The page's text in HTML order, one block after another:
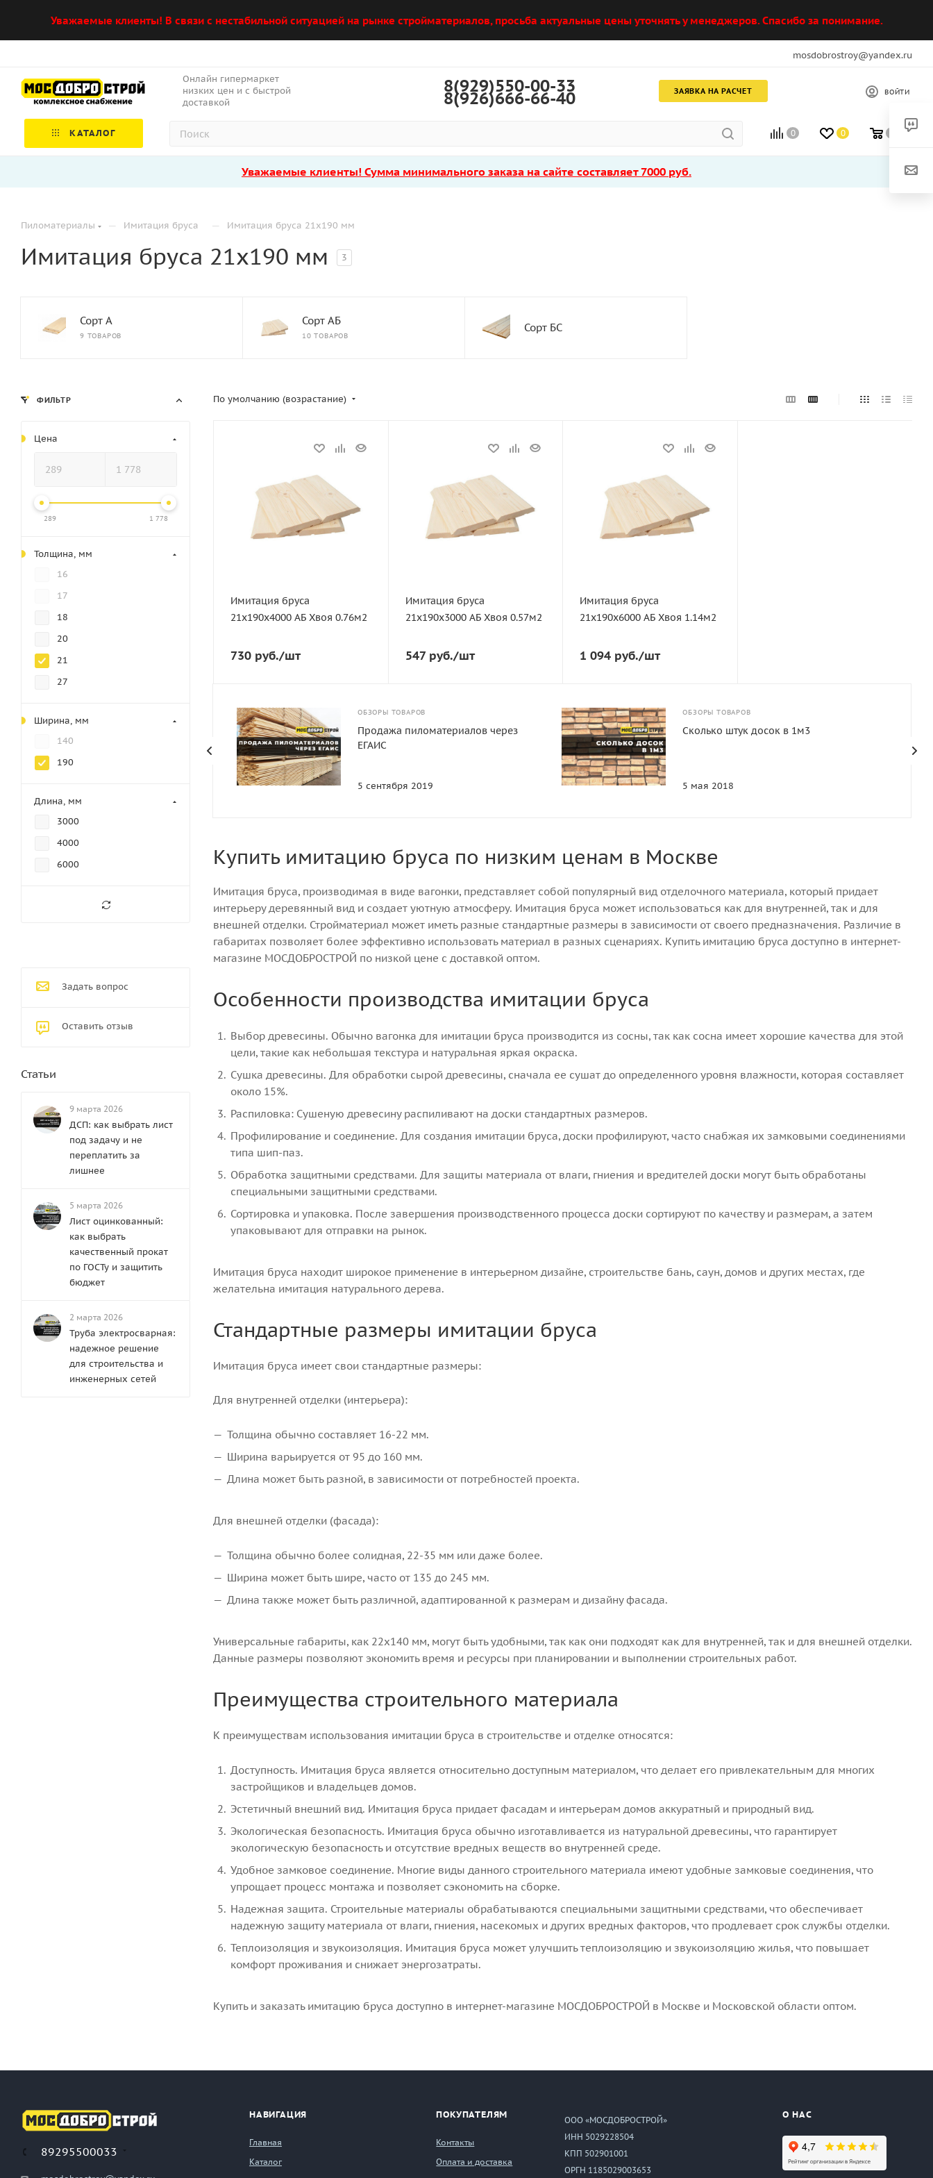
Уважаемые клиенты! В связи с нестабильной ситуацией на рынке стройматериалов, просьба актуальные цены уточнять у менеджеров. Спасибо за понимание.
mosdobrostroy@yandex.ru
Онлайн гипермаркет
низких цен и с быстрой
доставкой
ВОЙТИ
ЗАЯВКА НА РАСЧЕТ
8(929)550-00-33
8(926)666-66-40
0 0
КАТАЛОГ
Уважаемые клиенты! Сумма минимального заказа на сайте составляет 7000 руб.
Пиломатериалы — Имитация бруса — Имитация бруса 21х190 мм
Имитация бруса 21х190 мм 3
Сорт А
9 ТОВАРОВ
Сорт АБ
10 ТОВАРОВ
Сорт БС
По умолчанию (возрастание)
В наличии
Длина, мм
Толщина, мм
7
АБ
Количество штук в кубе
62
Имитация бруса
21х190х4000 АБ Хвоя 0.76м2
730 руб./шт
В наличии
Длина, мм
Толщина, мм
8
АБ
Количество штук в кубе
83
Имитация бруса
21х190х3000 АБ Хвоя 0.57м2
547руб./шт
В наличии
Длина, мм
Артикул
190
8
Сорт
АБ
Порода дерева
Хвоя
Количество штук в кубе
Имитация бруса
21х190х6000 АБ Хвоя 1.14м2
1 094 руб./шт
ОБЗОРЫ ТОВАРОВ
5 сентября 2019
Продажа пиломатериалов через
ЕГАИС
ОБЗОРЫ ТОВАРОВ
5 мая 2018
Сколько штук досок в 1м3
Купить имитацию бруса по низким ценам в Москве
Имитация бруса, производимая в виде вагонки, представляет собой популярный вид отделочного материала, который придает
интерьеру деревянный вид и создает уютную атмосферу. Имитация бруса может использоваться как для внутренней, так и для
внешней отделки. Стройматериал может иметь разные стандартные размеры в зависимости от своего предназначения. Различие в
габаритах позволяет более эффективно использовать материал в разных сценариях. Купить имитацию бруса доступно в интернет-
магазине МОСДОБРОСТРОЙ по низкой цене с доставкой оптом.
Особенности производства имитации бруса
Выбор древесины. Обычно вагонка для имитации бруса производится из сосны, так как сосна имеет хорошие качества для этой
цели, такие как небольшая текстура и натуральная яркая окраска.
Сушка древесины. Для обработки сырой древесины, сначала ее сушат до определенного уровня влажности, которая составляет
около 15%.
Распиловка: Сушеную древесину распиливают на доски стандартных размеров.
Профилирование и соединение. Для создания имитации бруса, доски профилируют, часто снабжая их замковыми соединениями
типа шип-паз.
Обработка защитными средствами. Для защиты материала от влаги, гниения и вредителей доски могут быть обработаны
специальными защитными средствами.
Сортировка и упаковка. После завершения производственного процесса доски сортируют по качеству и размерам, а затем
упаковывают для отправки на рынок.
Имитация бруса находит широкое применение в интерьерном дизайне, строительстве бань, саун, домов и других местах, где
желательна имитация натурального дерева.
Стандартные размеры имитации бруса
Имитация бруса имеет свои стандартные размеры:
Для внутренней отделки (интерьера):
Толщина обычно составляет 16-22 мм.
Ширина варьируется от 95 до 160 мм.
Длина может быть разной, в зависимости от потребностей проекта.
Для внешней отделки (фасада):
Толщина обычно более солидная, 22-35 мм или даже более.
Ширина может быть шире, часто от 135 до 245 мм.
Длина также может быть различной, адаптированной к размерам и дизайну фасада.
Универсальные габариты, как 22x140 мм, могут быть удобными, так как они подходят как для внутренней, так и для внешней отделки.
Данные размеры позволяют экономить время и ресурсы при планировании и выполнении строительных работ.
Преимущества строительного материала
К преимуществам использования имитации бруса в строительстве и отделке относятся:
Доступность. Имитация бруса является относительно доступным материалом, что делает его привлекательным для многих
застройщиков и владельцев домов.
Эстетичный внешний вид. Имитация бруса придает фасадам и интерьерам домов аккуратный и природный вид.
Экологическая безопасность. Имитация бруса обычно изготавливается из натуральной древесины, что гарантирует
экологическую безопасность и отсутствие вредных веществ во внутренней среде.
Удобное замковое соединение. Многие виды данного строительного материала имеют удобные замковые соединения, что
упрощает процесс монтажа и позволяет сэкономить на сборке.
Надежная защита. Строительные материалы обрабатываются специальными защитными средствами, что обеспечивает
надежную защиту материала от влаги, гниения, насекомых и других вредных факторов, что продлевает срок службы отделки.
Теплоизоляция и звукоизоляция. Имитация бруса может улучшить теплоизоляцию и звукоизоляцию жилья, что повышает
комфорт проживания и снижает энергозатраты.
Купить и заказать имитацию бруса доступно в интернет-магазине МОСДОБРОСТРОЙ в Москве и Московской области оптом.
ФИЛЬТР
Цена
289 1 778
Толщина, мм
16
17
18
20
21
27
Ширина, мм
140
190
Длина, мм
3000
4000
6000
Задать вопрос
Оставить отзыв
Статьи
9 марта 2026
ДСП: как выбрать лист
под задачу и не
переплатить за
лишнее
5 марта 2026
Лист оцинкованный:
как выбрать
качественный прокат
по ГОСТу и защитить
бюджет
2 марта 2026
Труба электросварная:
надежное решение
для строительства и
инженерных сетей
89295500033
НАВИГАЦИЯ
Главная
Каталог
ПОКУПАТЕЛЯМ
Контакты
Оплата и доставка
ООО «МОСДОБРОСТРОЙ»
ИНН 5029228504
КПП 502901001
ОРГН 1185029003653
О НАС